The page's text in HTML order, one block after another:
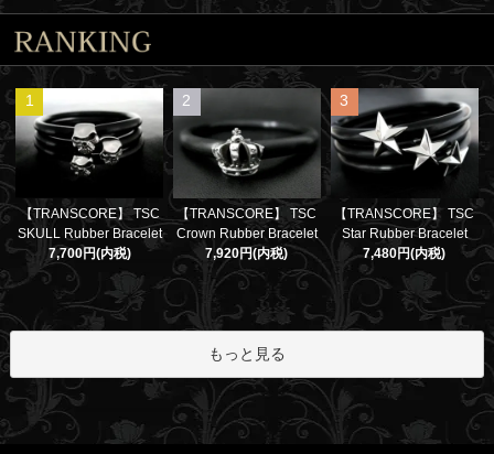
1
【TRANSCORE】 TSC
SKULL Rubber Bracelet
7,700円(内税)
2
【TRANSCORE】 TSC
Crown Rubber Bracelet
7,920円(内税)
3
【TRANSCORE】 TSC
Star Rubber Bracelet
7,480円(内税)
もっと見る